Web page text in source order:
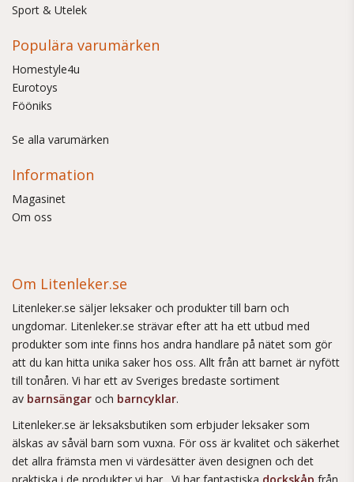
Sport & Utelek
Populära varumärken
Homestyle4u
Eurotoys
Fööniks
Se alla varumärken
Information
Magasinet
Om oss
Om Litenleker.se
Litenleker.se säljer leksaker och produkter till barn och
ungdomar. Litenleker.se strävar efter att ha ett utbud med
produkter som inte finns hos andra handlare på nätet som gör
att du kan hitta unika saker hos oss. Allt från att barnet är nyfött
till tonåren. Vi har ett av Sveriges bredaste sortiment
av barnsängar och barncyklar.
Litenleker.se är leksaksbutiken som erbjuder leksaker som
älskas av såväl barn som vuxna. För oss är kvalitet och säkerhet
det allra främsta men vi värdesätter även designen och det